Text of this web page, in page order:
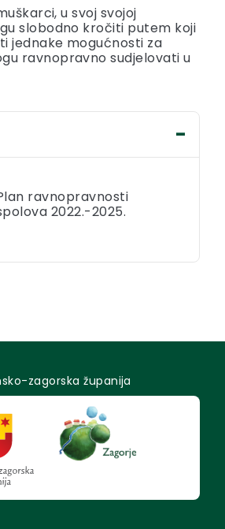
u svoj svojoj
slobodno kročiti putem koji
jednake mogućnosti za
ravnopravno sudjelovati u
ravnopravnosti
2022.-2025.
zagorska županija